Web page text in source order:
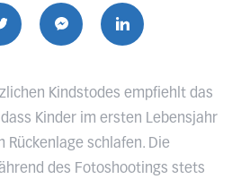
Kindstodes empfiehlt das
Kinder im ersten Lebensjahr
Rückenlage schlafen. Die
des Fotoshootings stets